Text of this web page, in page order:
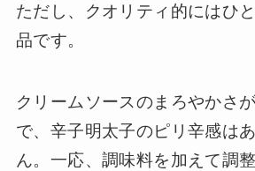
ただし、クオリティ的にはひ
品です。
クリームソースのまろやかさ
で、辛子明太子のピリ辛感は
ん。一応、調味料を加えて調